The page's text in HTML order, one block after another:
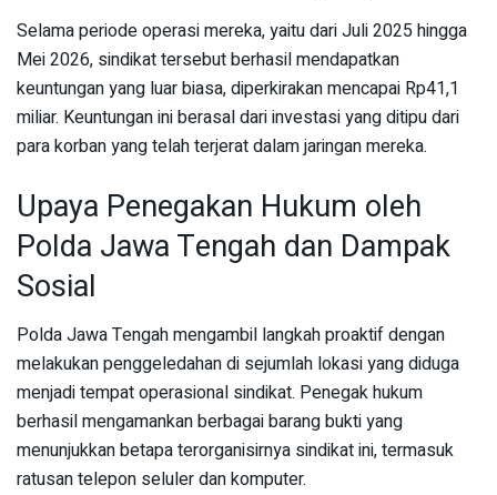
Selama periode operasi mereka, yaitu dari Juli 2025 hingga
Mei 2026, sindikat tersebut berhasil mendapatkan
keuntungan yang luar biasa, diperkirakan mencapai Rp41,1
miliar. Keuntungan ini berasal dari investasi yang ditipu dari
para korban yang telah terjerat dalam jaringan mereka.
Upaya Penegakan Hukum oleh
Polda Jawa Tengah dan Dampak
Sosial
Polda Jawa Tengah mengambil langkah proaktif dengan
melakukan penggeledahan di sejumlah lokasi yang diduga
menjadi tempat operasional sindikat. Penegak hukum
berhasil mengamankan berbagai barang bukti yang
menunjukkan betapa terorganisirnya sindikat ini, termasuk
ratusan telepon seluler dan komputer.